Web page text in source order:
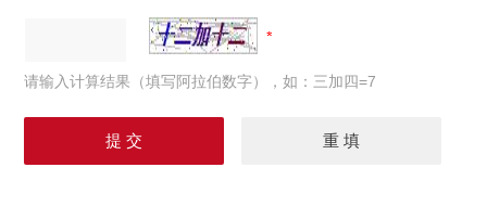
请输入计算结果（填写阿拉伯数字），如：三加四=7